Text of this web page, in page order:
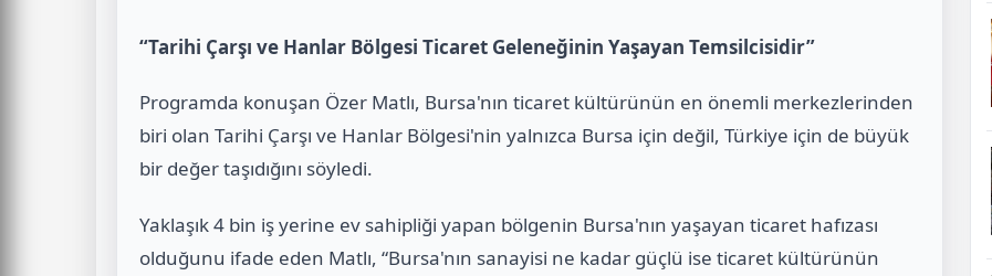
“Tarihi Çarşı ve Hanlar Bölgesi Ticaret Geleneğinin Yaşayan Temsilcisidir”
Programda konuşan Özer Matlı, Bursa'nın ticaret kültürünün en önemli merkezlerinden
biri olan Tarihi Çarşı ve Hanlar Bölgesi'nin yalnızca Bursa için değil, Türkiye için de büyük
bir değer taşıdığını söyledi.
Yaklaşık 4 bin iş yerine ev sahipliği yapan bölgenin Bursa'nın yaşayan ticaret hafızası
olduğunu ifade eden Matlı, “Bursa'nın sanayisi ne kadar güçlü ise ticaret kültürünün